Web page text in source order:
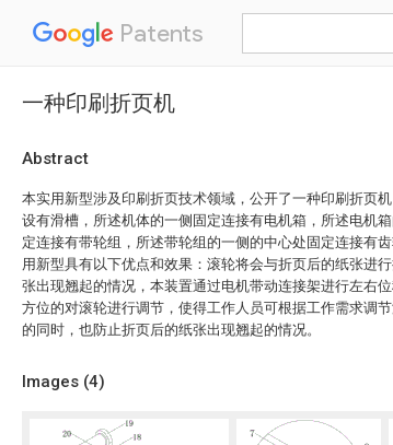
Patents
一种印刷折页机
Abstract
本实用新型涉及印刷折页技术领域，公开了一种印刷折页
设有滑槽，所述机体的一侧固定连接有电机箱，所述电机
定连接有带轮组，所述带轮组的一侧的中心处固定连接有
用新型具有以下优点和效果：滚轮将会与折页后的纸张进
张出现翘起的情况，本装置通过电机带动连接架进行左右
方位的对滚轮进行调节，使得工作人员可根据工作需求调
的同时，也防止折页后的纸张出现翘起的情况。
Images (4)